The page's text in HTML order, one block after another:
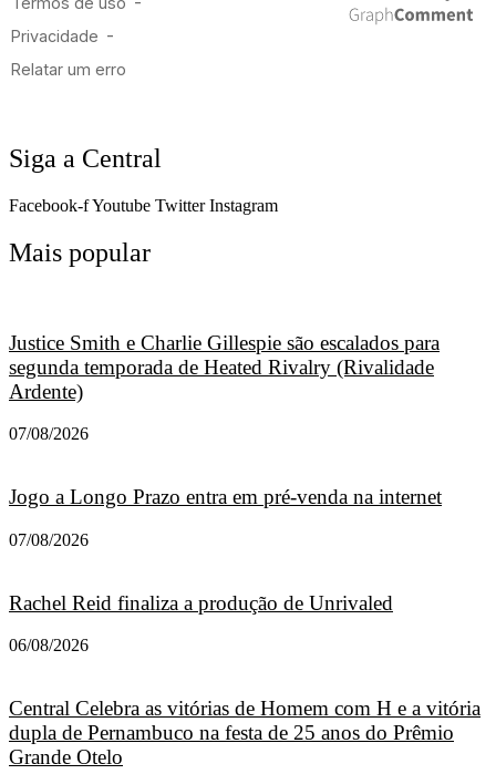
Siga a Central
Facebook-fYoutube Twitter Instagram
Mais popular
Justice Smith e Charlie Gillespie são escalados para
segunda temporada de Heated Rivalry (Rivalidade
Ardente)
07/08/2026
Jogo a Longo Prazo entra em pré-venda na internet
07/08/2026
Rachel Reid finaliza a produção de Unrivaled
06/08/2026
Central Celebra as vitórias de Homem com H e a vitória
dupla de Pernambuco na festa de 25 anos do Prêmio
Grande Otelo